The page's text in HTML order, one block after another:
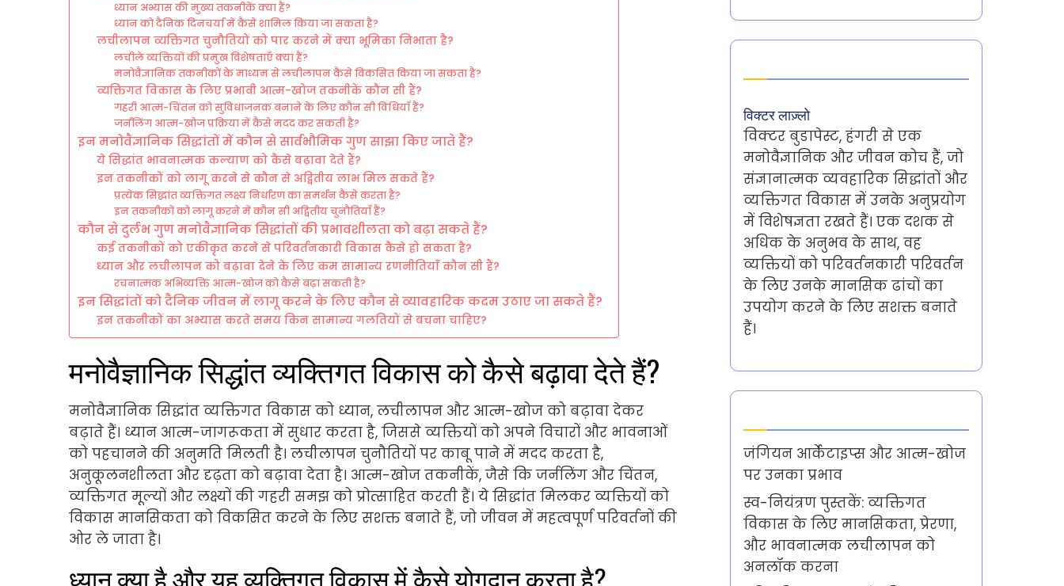
ध्यान अभ्यास की मुख्य तकनीकें क्या हैं?
ध्यान को दैनिक दिनचर्या में कैसे शामिल किया जा सकता है?
लचीलापन व्यक्तिगत चुनौतियों को पार करने में क्या भूमिका निभाता है?
लचीले व्यक्तियों की प्रमुख विशेषताएँ क्या हैं?
मनोवैज्ञानिक तकनीकों के माध्यम से लचीलापन कैसे विकसित किया जा सकता है?
व्यक्तिगत विकास के लिए प्रभावी आत्म-खोज तकनीकें कौन सी हैं?
गहरी आत्म-चिंतन को सुविधाजनक बनाने के लिए कौन सी विधियाँ हैं?
जर्नलिंग आत्म-खोज प्रक्रिया में कैसे मदद कर सकती है?
इन मनोवैज्ञानिक सिद्धांतों में कौन से सार्वभौमिक गुण साझा किए जाते हैं?
ये सिद्धांत भावनात्मक कल्याण को कैसे बढ़ावा देते हैं?
इन तकनीकों को लागू करने से कौन से अद्वितीय लाभ मिल सकते हैं?
प्रत्येक सिद्धांत व्यक्तिगत लक्ष्य निर्धारण का समर्थन कैसे करता है?
इन तकनीकों को लागू करने में कौन सी अद्वितीय चुनौतियाँ हैं?
कौन से दुर्लभ गुण मनोवैज्ञानिक सिद्धांतों की प्रभावशीलता को बढ़ा सकते हैं?
कई तकनीकों को एकीकृत करने से परिवर्तनकारी विकास कैसे हो सकता है?
ध्यान और लचीलापन को बढ़ावा देने के लिए कम सामान्य रणनीतियाँ कौन सी हैं?
रचनात्मक अभिव्यक्ति आत्म-खोज को कैसे बढ़ा सकती है?
इन सिद्धांतों को दैनिक जीवन में लागू करने के लिए कौन से व्यावहारिक कदम उठाए जा सकते हैं?
इन तकनीकों का अभ्यास करते समय किन सामान्य गलतियों से बचना चाहिए?
मनोवैज्ञानिक सिद्धांत व्यक्तिगत विकास को कैसे बढ़ावा देते हैं?
मनोवैज्ञानिक सिद्धांत व्यक्तिगत विकास को ध्यान, लचीलापन और आत्म-खोज को बढ़ावा देकर
बढ़ाते हैं। ध्यान आत्म-जागरूकता में सुधार करता है, जिससे व्यक्तियों को अपने विचारों और भावनाओं
को पहचानने की अनुमति मिलती है। लचीलापन चुनौतियों पर काबू पाने में मदद करता है,
अनुकूलनशीलता और दृढ़ता को बढ़ावा देता है। आत्म-खोज तकनीकें, जैसे कि जर्नलिंग और चिंतन,
व्यक्तिगत मूल्यों और लक्ष्यों की गहरी समझ को प्रोत्साहित करती हैं। ये सिद्धांत मिलकर व्यक्तियों को
विकास मानसिकता को विकसित करने के लिए सशक्त बनाते हैं, जो जीवन में महत्वपूर्ण परिवर्तनों की
ओर ले जाता है।
ध्यान क्या है और यह व्यक्तिगत विकास में कैसे योगदान करता है?
विक्टर लाज़्लो
विक्टर बुडापेस्ट, हंगरी से एक
मनोवैज्ञानिक और जीवन कोच हैं, जो
संज्ञानात्मक व्यवहारिक सिद्धांतों और
व्यक्तिगत विकास में उनके अनुप्रयोग
में विशेषज्ञता रखते हैं। एक दशक से
अधिक के अनुभव के साथ, वह
व्यक्तियों को परिवर्तनकारी परिवर्तन
के लिए उनके मानसिक ढांचों का
उपयोग करने के लिए सशक्त बनाते
हैं।
जंगियन आर्केटाइप्स और आत्म-खोज
पर उनका प्रभाव
स्व-नियंत्रण पुस्तकें: व्यक्तिगत
विकास के लिए मानसिकता, प्रेरणा,
और भावनात्मक लचीलापन को
अनलॉक करना